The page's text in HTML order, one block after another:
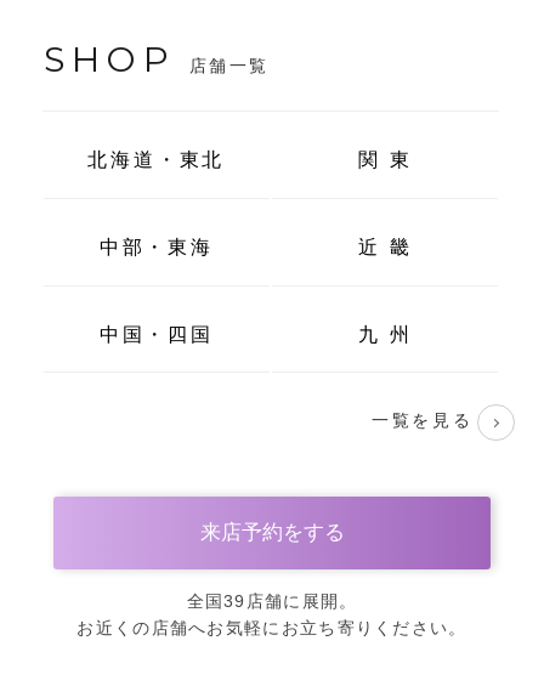
SHOP 店舗一覧
北海道・東北 関 東
中部・東海 近 畿
中国・四国 九 州
一覧を見る
来店予約をする
全国39店舗に展開。
お近くの店舗へお気軽にお立ち寄りください。